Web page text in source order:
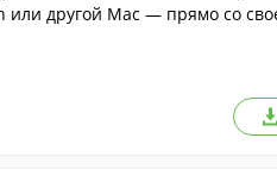
или другой Mac — прямо со